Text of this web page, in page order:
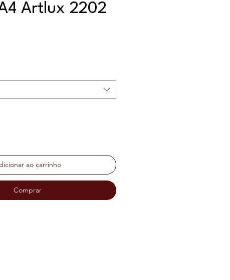
Artlux 2202
ao carrinho
Comprar